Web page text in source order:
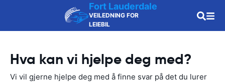
Fort Lauderdale
VEILEDNING FOR
LEIEBIL
Hva kan vi hjelpe deg med?
Vi vil gjerne hjelpe deg med å finne svar på det du lurer